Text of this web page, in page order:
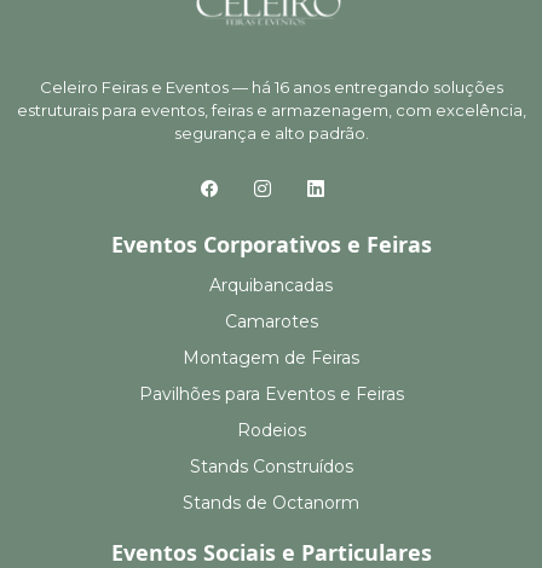
Celeiro Feiras e Eventos — há 16 anos entregando soluções
estruturais para eventos, feiras e armazenagem, com excelência,
segurança e alto padrão.
Eventos Corporativos e Feiras
Arquibancadas
Camarotes
Montagem de Feiras
Pavilhões para Eventos e Feiras
Rodeios
Stands Construídos
Stands de Octanorm
Eventos Sociais e Particulares